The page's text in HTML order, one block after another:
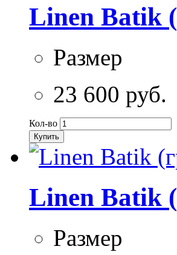
Linen Batik
Размер
23 600 руб.
Кол-во
Купить
Linen Batik
Размер